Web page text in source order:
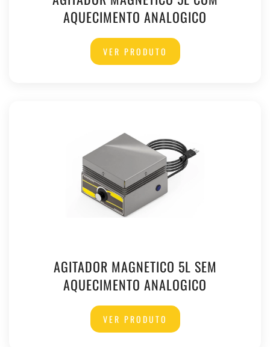
AQUECIMENTO ANALOGICO
VER PRODUTO
AGITADOR MAGNETICO 5L SEM
AQUECIMENTO ANALOGICO
VER PRODUTO